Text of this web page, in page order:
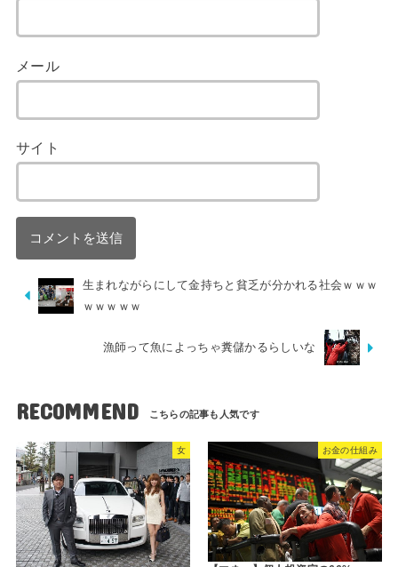
メール
サイト
生まれながらにして金持ちと貧乏が分かれる社会ｗｗｗ
ｗｗｗｗｗ
漁師って魚によっちゃ糞儲かるらしいな
RECOMMEND
女 お金の仕組み